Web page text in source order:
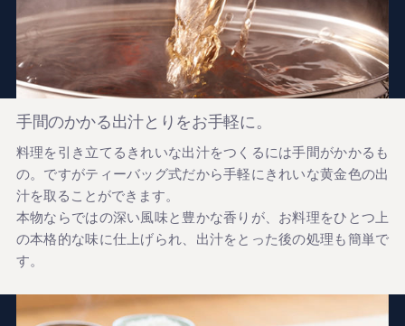
手間のかかる出汁とりをお手軽に。
料理を引き立てるきれいな出汁をつくるには手間がかかるも
の。ですがティーバッグ式だから手軽にきれいな黄金色の出
汁を取ることができます。
本物ならではの深い風味と豊かな香りが、お料理をひとつ上
の本格的な味に仕上げられ、出汁をとった後の処理も簡単で
す。